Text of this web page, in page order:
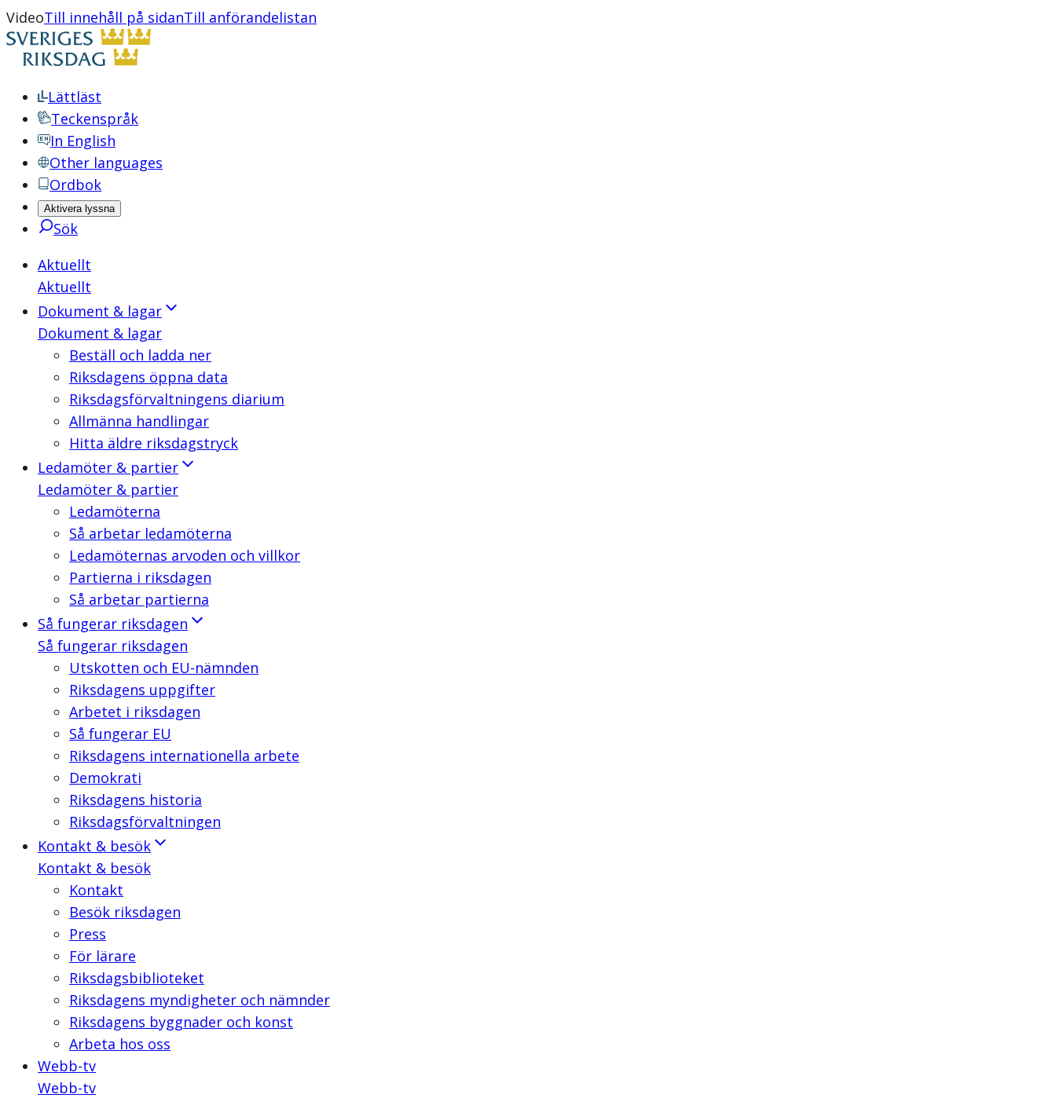
VideoTill innehåll på sidanTill anförandelistan
Lättläst
Teckenspråk
In English
Other languages
Ordbok
Aktivera lyssna
Sök
Aktuellt
Aktuellt
Dokument & lagar
Dokument & lagar
Beställ och ladda ner
Riksdagens öppna data
Riksdagsförvaltningens diarium
Allmänna handlingar
Hitta äldre riksdagstryck
Ledamöter & partier
Ledamöter & partier
Ledamöterna
Så arbetar ledamöterna
Ledamöternas arvoden och villkor
Partierna i riksdagen
Så arbetar partierna
Så fungerar riksdagen
Så fungerar riksdagen
Utskotten och EU-nämnden
Riksdagens uppgifter
Arbetet i riksdagen
Så fungerar EU
Riksdagens internationella arbete
Demokrati
Riksdagens historia
Riksdagsförvaltningen
Kontakt & besök
Kontakt & besök
Kontakt
Besök riksdagen
Press
För lärare
Riksdagsbiblioteket
Riksdagens myndigheter och nämnder
Riksdagens byggnader och konst
Arbeta hos oss
Webb-tv
Webb-tv